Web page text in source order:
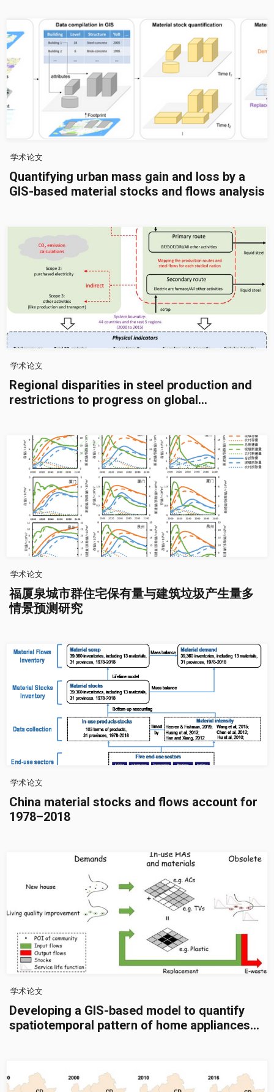
学术论文
Quantifying urban mass gain and loss by a
GIS-based material stocks and flows analysis
学术论文
Regional disparities in steel production and
restrictions to progress on global
学术论文
福厦泉城市群住宅保有量与建筑垃圾产生量多
情景预测研究
学术论文
China material stocks and flows account for
1978–2018
学术论文
Developing a GIS-based model to quantify
spatiotemporal pattern of home appliances